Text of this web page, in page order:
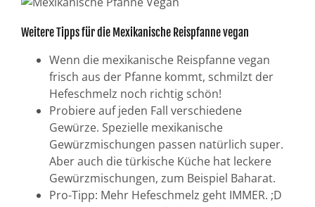
Weitere Tipps für die Mexikanische Reispfanne vegan
Wenn die mexikanische Reispfanne vegan
frisch aus der Pfanne kommt, schmilzt der
Hefeschmelz noch richtig schön!
Probiere auf jeden Fall verschiedene
Gewürze. Spezielle mexikanische
Gewürzmischungen passen natürlich super.
Aber auch die türkische Küche hat leckere
Gewürzmischungen, zum Beispiel Baharat.
Pro-Tipp: Mehr Hefeschmelz geht IMMER. ;D